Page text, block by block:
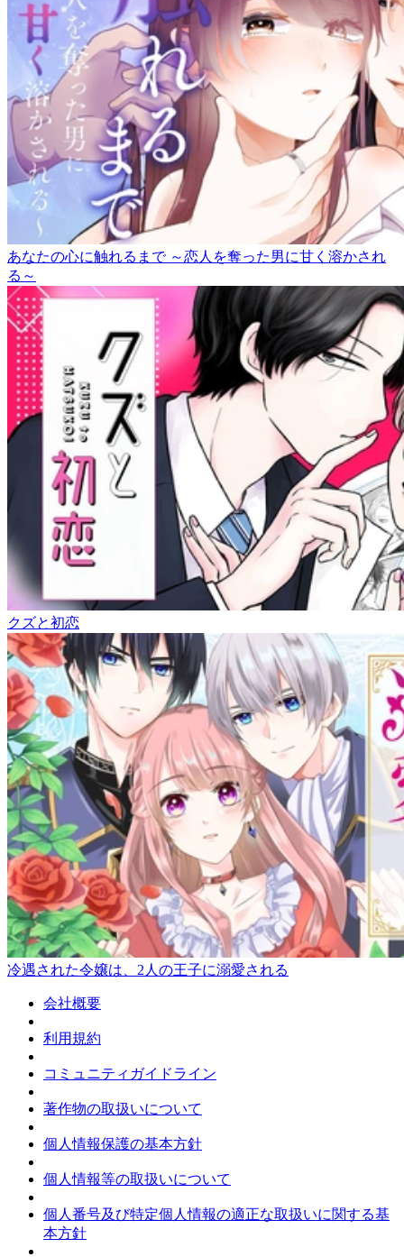
あなたの心に触れるまで ～恋人を奪った男に甘く溶かされ
る～
クズと初恋
冷遇された令嬢は、2人の王子に溺愛される
会社概要
利用規約
コミュニティガイドライン
著作物の取扱いについて
個人情報保護の基本方針
個人情報等の取扱いについて
個人番号及び特定個人情報の適正な取扱いに関する基
本方針